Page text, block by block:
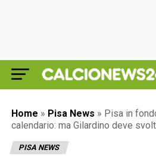
Home » Pisa News » Pisa in
calendario: ma Gilardino deve
PISA NEWS